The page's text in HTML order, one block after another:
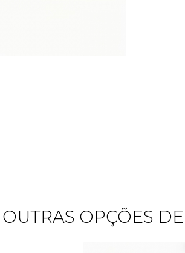
OUTRAS OPÇÕES